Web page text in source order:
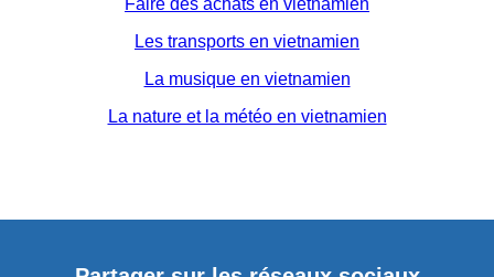
Faire des achats en vietnamien
Les transports en vietnamien
La musique en vietnamien
La nature et la météo en vietnamien